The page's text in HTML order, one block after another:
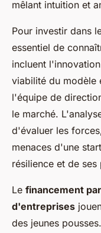
mêlant intuition et
Pour investir dans
essentiel de
incluent
viabilité du modèle
l'équipe de
le marché.
d'évaluer les
menaces d'une
résilience et de
Le financement
d'entreprises
des jeunes